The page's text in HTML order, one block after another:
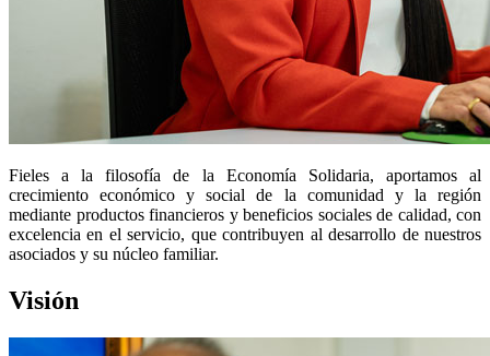
Fieles a la filosofía de la Economía Solidaria, aportamos al
crecimiento económico y social de la comunidad y la región
mediante productos financieros y beneficios sociales de calidad, con
excelencia en el servicio, que contribuyen al desarrollo de nuestros
asociados y su núcleo familiar.
Visión